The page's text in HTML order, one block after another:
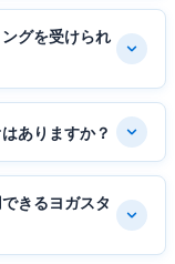
グを受けられ
ありますか？
きるヨガスタ